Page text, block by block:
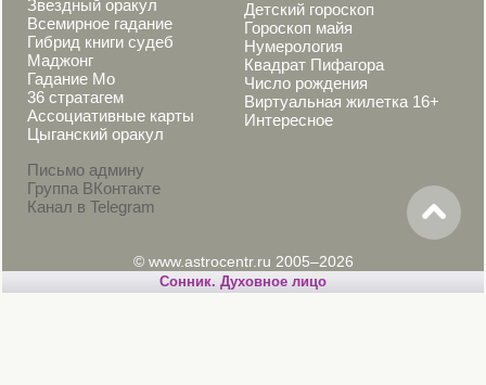
Звездный оракул
Всемирное гадание
Гибрид книги судеб
Маджонг
Гадание Мо
36 стратагем
Ассоциативные карты
Цыганский оракул
Письмо админу
Группа ВКонтакте
Канал в Telegram
Детский гороскоп
Гороскоп майя
Нумерология
Квадрат Пифагора
Число рождения
Виртуальная жилетка 16+
Интересное
© www.astrocentr.ru 2005–2026
Сонник. Духовное лицо